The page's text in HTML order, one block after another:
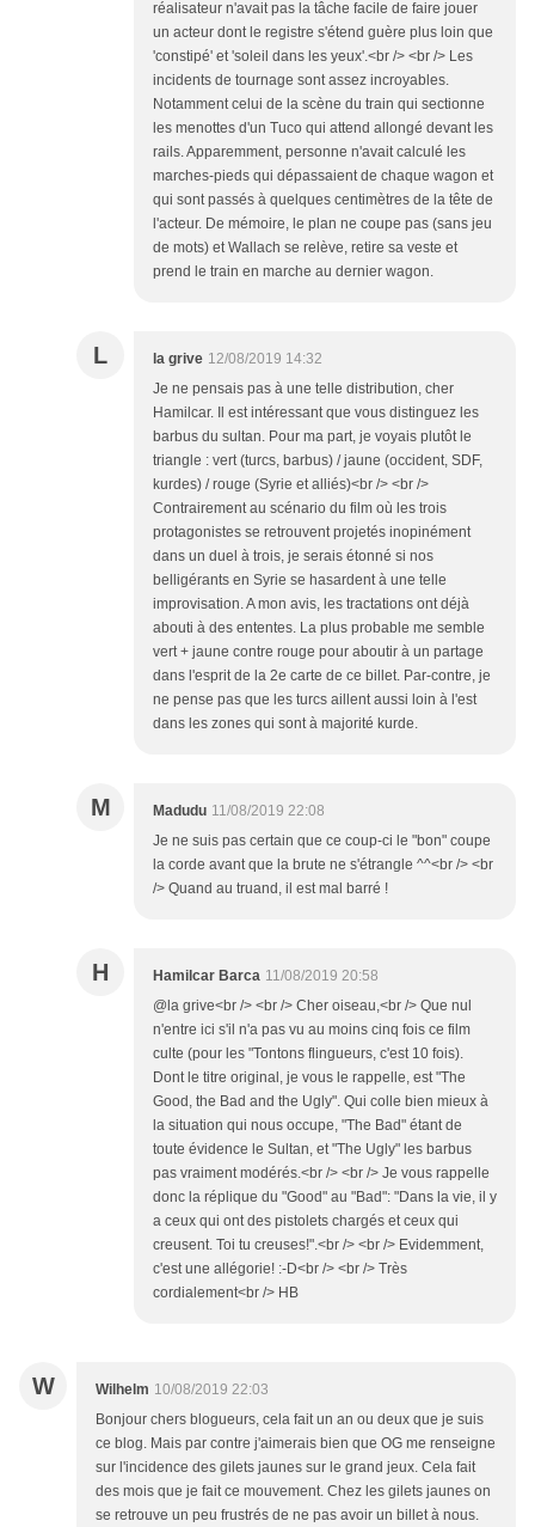
réalisateur n'avait pas la tâche facile de faire jouer
un acteur dont le registre s'étend guère plus loin que
'constipé' et 'soleil dans les yeux'.<br /> <br /> Les
incidents de tournage sont assez incroyables.
Notamment celui de la scène du train qui sectionne
les menottes d'un Tuco qui attend allongé devant les
rails. Apparemment, personne n'avait calculé les
marches-pieds qui dépassaient de chaque wagon et
qui sont passés à quelques centimètres de la tête de
l'acteur. De mémoire, le plan ne coupe pas (sans jeu
de mots) et Wallach se relève, retire sa veste et
prend le train en marche au dernier wagon.
L la grive 12/08/2019 14:32
Je ne pensais pas à une telle distribution, cher
Hamilcar. Il est intéressant que vous distinguez les
barbus du sultan. Pour ma part, je voyais plutôt le
triangle : vert (turcs, barbus) / jaune (occident, SDF,
kurdes) / rouge (Syrie et alliés)<br /> <br />
Contrairement au scénario du film où les trois
protagonistes se retrouvent projetés inopinément
dans un duel à trois, je serais étonné si nos
belligérants en Syrie se hasardent à une telle
improvisation. A mon avis, les tractations ont déjà
abouti à des ententes. La plus probable me semble
vert + jaune contre rouge pour aboutir à un partage
dans l'esprit de la 2e carte de ce billet. Par-contre, je
ne pense pas que les turcs aillent aussi loin à l'est
dans les zones qui sont à majorité kurde.
M Madudu 11/08/2019 22:08
Je ne suis pas certain que ce coup-ci le "bon" coupe
la corde avant que la brute ne s'étrangle ^^<br /> <br
/> Quand au truand, il est mal barré !
H Hamilcar Barca 11/08/2019 20:58
@la grive<br /> <br /> Cher oiseau,<br /> Que nul
n'entre ici s'il n'a pas vu au moins cinq fois ce film
culte (pour les "Tontons flingueurs, c'est 10 fois).
Dont le titre original, je vous le rappelle, est "The
Good, the Bad and the Ugly". Qui colle bien mieux à
la situation qui nous occupe, "The Bad" étant de
toute évidence le Sultan, et "The Ugly" les barbus
pas vraiment modérés.<br /> <br /> Je vous rappelle
donc la réplique du "Good" au "Bad": "Dans la vie, il y
a ceux qui ont des pistolets chargés et ceux qui
creusent. Toi tu creuses!".<br /> <br /> Evidemment,
c'est une allégorie! :-D<br /> <br /> Très
cordialement<br /> HB
W Wilhelm 10/08/2019 22:03
Bonjour chers blogueurs, cela fait un an ou deux que je suis
ce blog. Mais par contre j'aimerais bien que OG me renseigne
sur l'incidence des gilets jaunes sur le grand jeux. Cela fait
des mois que je fait ce mouvement. Chez les gilets jaunes on
se retrouve un peu frustrés de ne pas avoir un billet à nous.